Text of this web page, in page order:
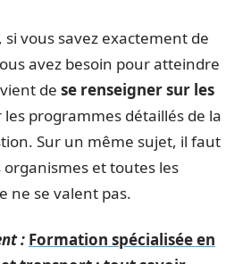
vous savez exactement de
avez besoin pour atteindre
de se renseigner sur les
les programmes détaillés de la
Sur un même sujet, il faut
et toutes les
ne se valent pas.
: Formation spécialisée en